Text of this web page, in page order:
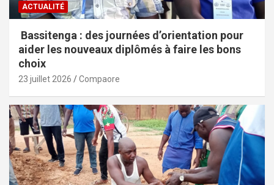
ACTUALITÉ
Bassitenga : des journées d’orientation pour
aider les nouveaux diplômés à faire les bons
choix
23 juillet 2026 Compaore